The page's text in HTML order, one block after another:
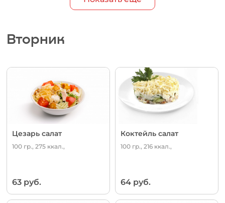
Вторник
Цезарь салат
100 гр., 275 ккал.,
63 руб.
Коктейль салат
100 гр., 216 ккал.,
64 руб.